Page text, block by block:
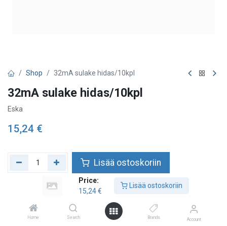
Price:
15,24€
Lisää ostoskoriin
Home Search Brands Account
Shop 32mA sulake hidas/10kpl
32mA sulake hidas/10kpl
Eska
15,24 €
Lisää ostoskoriin
Lisää toivelistalle